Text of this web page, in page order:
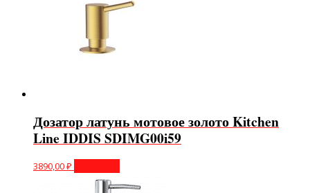
Дозатор латунь мотовое золото Kitchen
Line IDDIS SDIMG00i59
3890,00₽